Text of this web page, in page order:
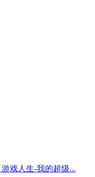
游戏人生-我的超级...